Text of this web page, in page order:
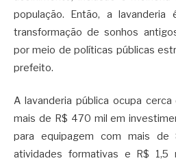
população. Então, a
transformação de sonhos
por meio de políticas públicas
prefeito.
A lavanderia pública ocupa
mais de R$ 470 mil em
para equipagem com mais
atividades formativas e R$ 1,5